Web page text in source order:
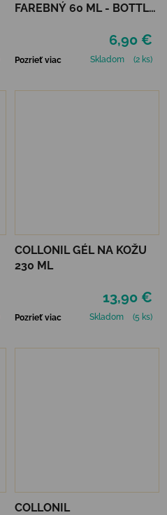
FAREBNÝ 60 ML - BOTTLE
6,90 €
Pozrieť viac Skladom (2 ks)
COLLONIL GÉL NA KOŽU
230 ML
13,90 €
Pozrieť viac Skladom (5 ks)
COLLONIL